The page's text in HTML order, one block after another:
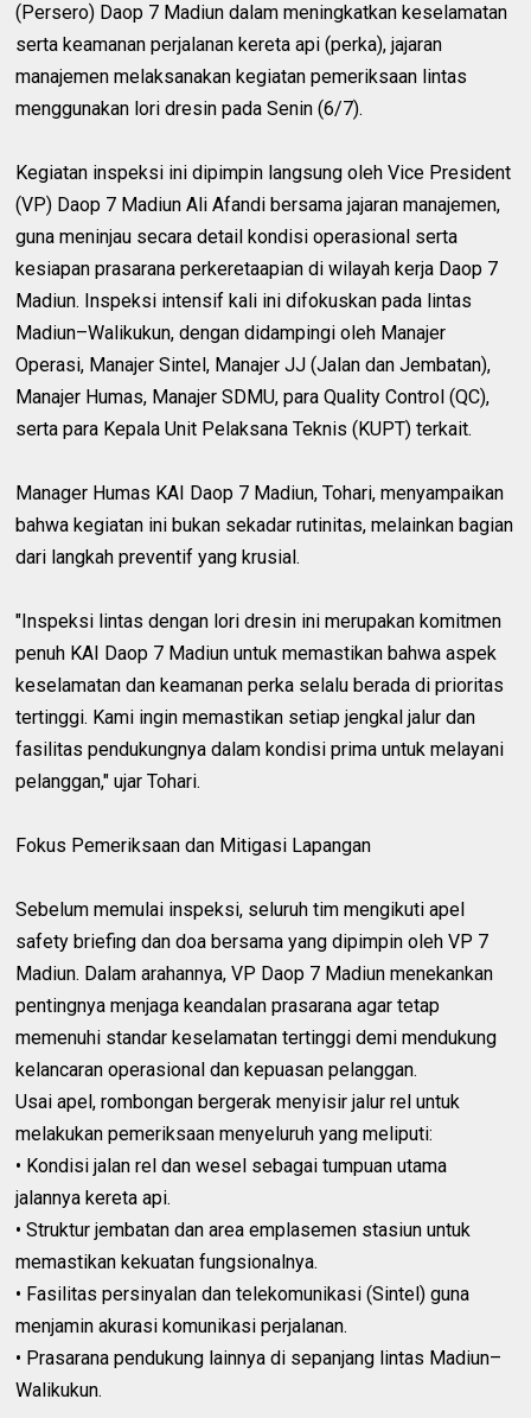
(Persero) Daop 7 Madiun dalam meningkatkan keselamatan
serta keamanan perjalanan kereta api (perka), jajaran
manajemen melaksanakan kegiatan pemeriksaan lintas
menggunakan lori dresin pada Senin (6/7).
Kegiatan inspeksi ini dipimpin langsung oleh Vice President
(VP) Daop 7 Madiun Ali Afandi bersama jajaran manajemen,
guna meninjau secara detail kondisi operasional serta
kesiapan prasarana perkeretaapian di wilayah kerja Daop 7
Madiun. Inspeksi intensif kali ini difokuskan pada lintas
Madiun–Walikukun, dengan didampingi oleh Manajer
Operasi, Manajer Sintel, Manajer JJ (Jalan dan Jembatan),
Manajer Humas, Manajer SDMU, para Quality Control (QC),
serta para Kepala Unit Pelaksana Teknis (KUPT) terkait.
Manager Humas KAI Daop 7 Madiun, Tohari, menyampaikan
bahwa kegiatan ini bukan sekadar rutinitas, melainkan bagian
dari langkah preventif yang krusial.
"Inspeksi lintas dengan lori dresin ini merupakan komitmen
penuh KAI Daop 7 Madiun untuk memastikan bahwa aspek
keselamatan dan keamanan perka selalu berada di prioritas
tertinggi. Kami ingin memastikan setiap jengkal jalur dan
fasilitas pendukungnya dalam kondisi prima untuk melayani
pelanggan," ujar Tohari.
Fokus Pemeriksaan dan Mitigasi Lapangan
Sebelum memulai inspeksi, seluruh tim mengikuti apel
safety briefing dan doa bersama yang dipimpin oleh VP 7
Madiun. Dalam arahannya, VP Daop 7 Madiun menekankan
pentingnya menjaga keandalan prasarana agar tetap
memenuhi standar keselamatan tertinggi demi mendukung
kelancaran operasional dan kepuasan pelanggan.
Usai apel, rombongan bergerak menyisir jalur rel untuk
melakukan pemeriksaan menyeluruh yang meliputi:
• Kondisi jalan rel dan wesel sebagai tumpuan utama
jalannya kereta api.
• Struktur jembatan dan area emplasemen stasiun untuk
memastikan kekuatan fungsionalnya.
• Fasilitas persinyalan dan telekomunikasi (Sintel) guna
menjamin akurasi komunikasi perjalanan.
• Prasarana pendukung lainnya di sepanjang lintas Madiun–
Walikukun.